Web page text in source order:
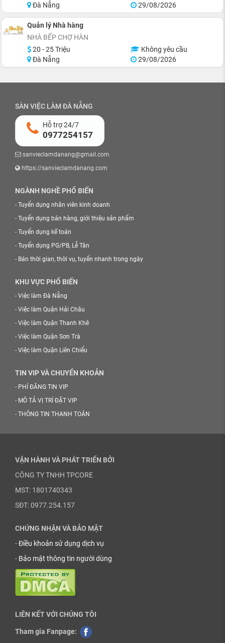
Đà Nẵng
29/08/2026
Quản lý Nhà hàng
NHÀ BẾP CHỢ HÀN
20 - 25 Triệu
Không yêu cầu
Đà Nẵng
29/08/2026
SÀN VIỆC LÀM ĐÀ NẴNG
Hỗ trợ 24/7
0977254157
sanvieclamdanang@gmail.com
https://sanvieclamdanang.com
NGÀNH NGHỀ PHỔ BIẾN
- Tuyển dụng nhân viên kinh doanh
- Tuyển dụng bán hàng, giới thiệu sản phẩm
- Tuyển dụng kế toán
- Tuyển dụng PG/PB, Lễ Tân
- Bán thời gian, thời vụ, tuyển nhanh trong ngày
KHU VỰC PHỔ BIẾN
- Việc làm Đà Nẵng
- Việc làm Quận Hải Châu
- Việc làm Quận Thanh Khê
- Việc làm Quận Sơn Trà
- Việc làm Quận Liên Chiểu
TIN VIP VÀ CHUYỂN KHOẢN
- PHÍ ĐĂNG TIN VIP
- MÔ TẢ VỊ TRÍ ĐẶT VIP
- THÔNG TIN THANH TOÁN
VẬN HÀNH VÀ PHÁT TRIỂN BỞI
CÔNG TY TNHH TPCORE
MST: 1801740343
SĐT: 0977.254.157
CHỨNG NHẬN VÀ BẢO MẬT
-Điều khoản sử dụng dịch vụ
- Bảo mật thông tin người dùng
LIÊN KẾT VỚI CHÚNG TÔI
Tham gia Fanpage: